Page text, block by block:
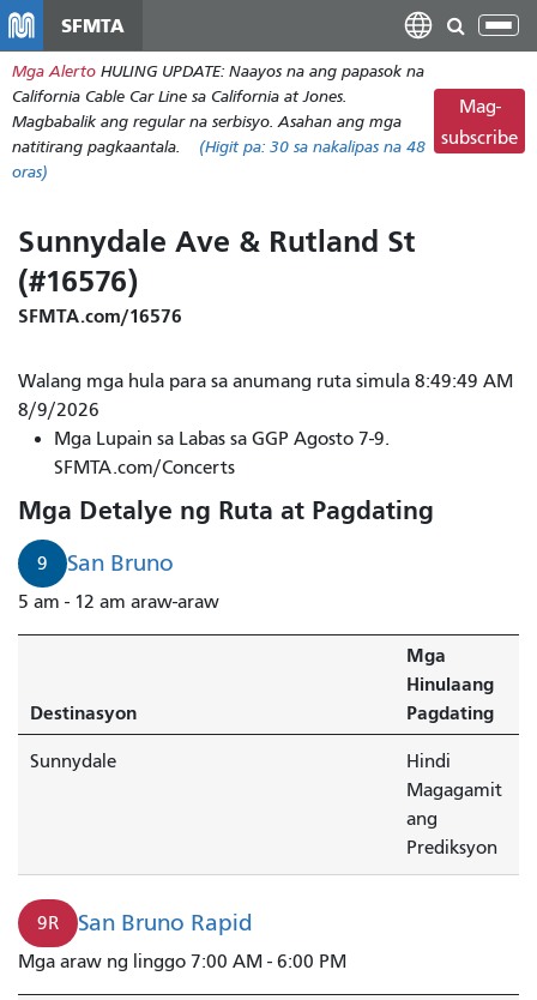
pangunahing
nilalaman
SFMTA
I-
ang
Mga Alerto HULING UPDATE: Naayos na ang papasok na
California Cable Car Line sa California at Jones.
Magbabalik ang regular na serbisyo. Asahan ang mga
natitirang pagkaantala.
(Higit pa: 30 sa nakalipas na 48
oras)
Mag-
subscribe
Sunnydale Ave & Rutland St
(#16576)
SFMTA.com/16576
Walang mga hula para sa anumang ruta simula 8:49:49 AM
8/9/2026
Mga Lupain sa Labas sa GGP Agosto 7-9.
SFMTA.com/Concerts
Mga Detalye ng Ruta at Pagdating
9 San Bruno
5 am - 12 am araw-araw
Destinasyon
Mga
Hinulaang
Pagdating
Sunnydale
Hindi
Magagamit
ang
Prediksyon
9R San Bruno Rapid
Mga araw ng linggo 7:00 AM - 6:00 PM